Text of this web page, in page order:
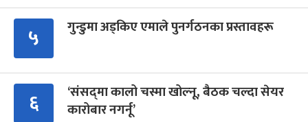
५ गुन्डुमा अड्किए एमाले पुनर्गठनका प्रस्तावहरू
६
‘संसद्‍मा कालो चस्मा खोल्नू, बैठक चल्दा सेयर
कारोबार नगर्नू’